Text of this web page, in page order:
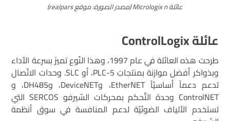
عائلة Micrologix n (مصدر الصورة: موقع realpars)
عائلة ControlLogix
طرحت هذه العائلة في عام 1997، وهذا النّوع تميزَ بسرعة الأداء
وبذواكر أفضل موازنة بمنتجاتِ PLC-5، أو SLC. وحدات الاتّصال
تدعم دعماً أساسيّاً EtherNET، وDeviceNET، وDH485، و
ControlNET وحدة التَّحكم بمحركات السّيرفو SERCOS التي
تستخدم الألياف الضوئيّة لدعم المنافسة في سوق أنظمة